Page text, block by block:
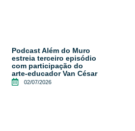
Podcast Além do Muro
estreia terceiro episódio
com participação do
arte-educador Van César
02/07/2026